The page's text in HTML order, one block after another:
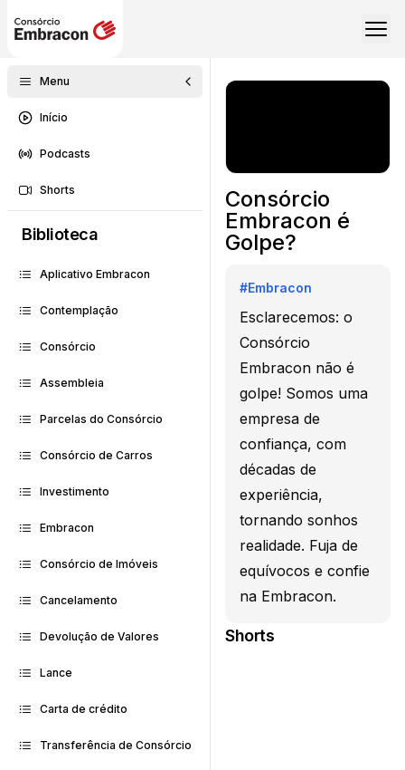
Menu
Início
Podcasts
Shorts
Biblioteca
Aplicativo Embracon
Contemplação
Consórcio
Assembleia
Parcelas do Consórcio
Consórcio de Carros
Investimento
Embracon
Consórcio de Imóveis
Cancelamento
Devolução de Valores
Lance
Carta de crédito
Transferência de Consórcio
Consórcio
Embracon é
Golpe?
#Embracon
Esclarecemos: o
Consórcio
Embracon não é
golpe! Somos uma
empresa de
confiança, com
décadas de
experiência,
tornando sonhos
realidade. Fuja de
equívocos e confie
na Embracon.
Shorts